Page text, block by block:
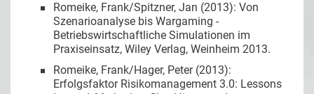
Romeike, Frank/Spitzner, Jan (2013): Von
Szenarioanalyse bis Wargaming -
Betriebswirtschaftliche Simulationen im
Praxiseinsatz, Wiley Verlag, Weinheim 2013.
Romeike, Frank/Hager, Peter (2013):
Erfolgsfaktor Risikomanagement 3.0: Lessons